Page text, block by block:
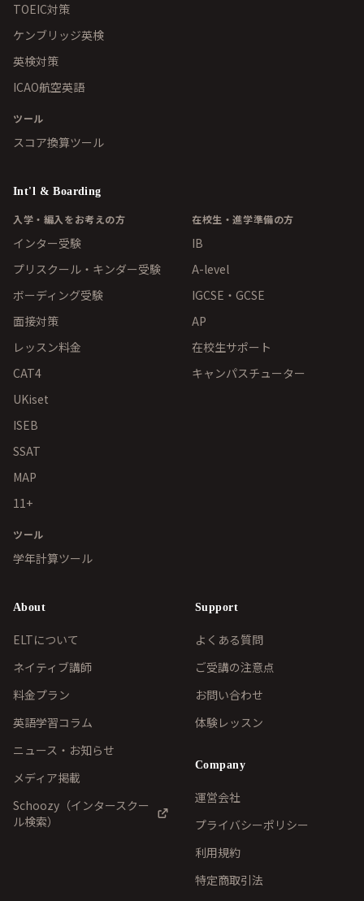
TOEIC対策
ケンブリッジ英検
英検対策
ICAO航空英語
ツール
スコア換算ツール
Int'l & Boarding
入学・編入をお考えの方
インター受験
プリスクール・キンダー受験
ボーディング受験
面接対策
レッスン料金
CAT4
UKiset
ISEB
SSAT
MAP
11+
在校生・進学準備の方
IB
A-level
IGCSE・GCSE
AP
在校生サポート
キャンパスチューター
ツール
学年計算ツール
About
ELTについて
ネイティブ講師
料金プラン
英語学習コラム
ニュース・お知らせ
メディア掲載
Schoozy（インタースクー
ル検索）
Support
よくある質問
ご受講の注意点
お問い合わせ
体験レッスン
Company
運営会社
プライバシーポリシー
利用規約
特定商取引法